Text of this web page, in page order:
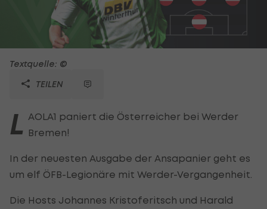
Textquelle: ©
TEILEN
L AOLA1 paniert die Österreicher bei Werder
Bremen!
In der neuesten Ausgabe der Ansapanier geht es
um elf ÖFB-Legionäre mit Werder-Vergangenheit.
Die Hosts Johannes Kristoferitsch und Harald